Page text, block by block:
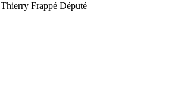
Thierry Frappé Député